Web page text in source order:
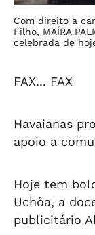
Com direito a
Filho, MAÍRA
celebrada de
FAX... FAX
Havaianas
apoio a
Hoje tem
Uchôa, a
publicitário